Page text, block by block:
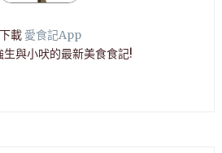
下載 愛食記App
生與小吠的最新美食食記!